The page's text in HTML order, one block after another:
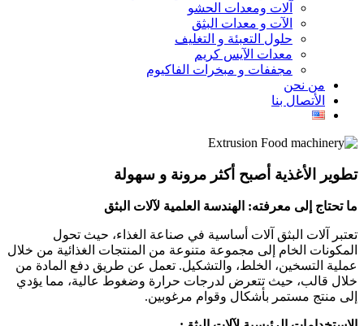
آلات ومعدات الحشو
الآت و معدات البثق
حلول التعبئة و التغليف
معدات الآيس كريم
مجففات و مبخرات الفاكيوم
من نحن
الأتصال بنا
تطوير الأغذية أصبح أكثر مرونة و سهولة
ما تحتاج إلى معرفته: الهندسة العلمية لآلات البثق
تعتبر آلات البثق آلات أساسية في صناعة الغذاء، حيث تحول
المكونات الخام إلى مجموعة متنوعة من المنتجات الغذائية من خلال
عملية التسخين، الخلط، والتشكيل. تعمل عن طريق دفع المادة من
خلال قالب، حيث تتعرض لدرجات حرارة وضغوط عالية، مما يؤدي
إلى منتج مستمر بأشكال وقوام مرغوبين.